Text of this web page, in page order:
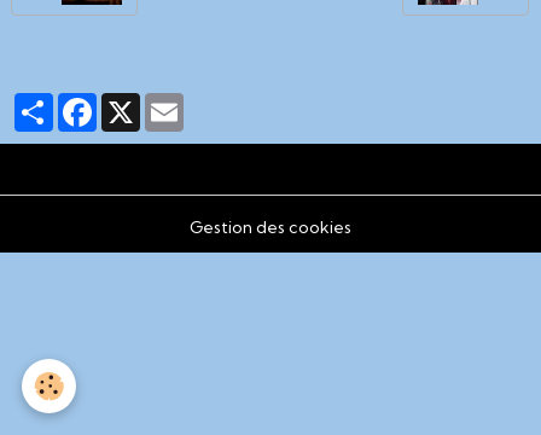
PartagerFacebook
X
Gestion des cookies